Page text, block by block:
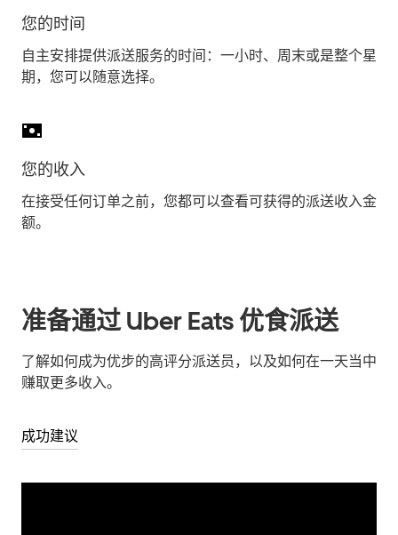
您的时间
自主安排提供派送服务的时间：一小时、周末或是整个星
期，您可以随意选择。
您的收入
在接受任何订单之前，您都可以查看可获得的派送收入金
额。
准备通过 Uber Eats 优食派送
了解如何成为优步的高评分派送员，以及如何在一天当中
赚取更多收入。
成功建议